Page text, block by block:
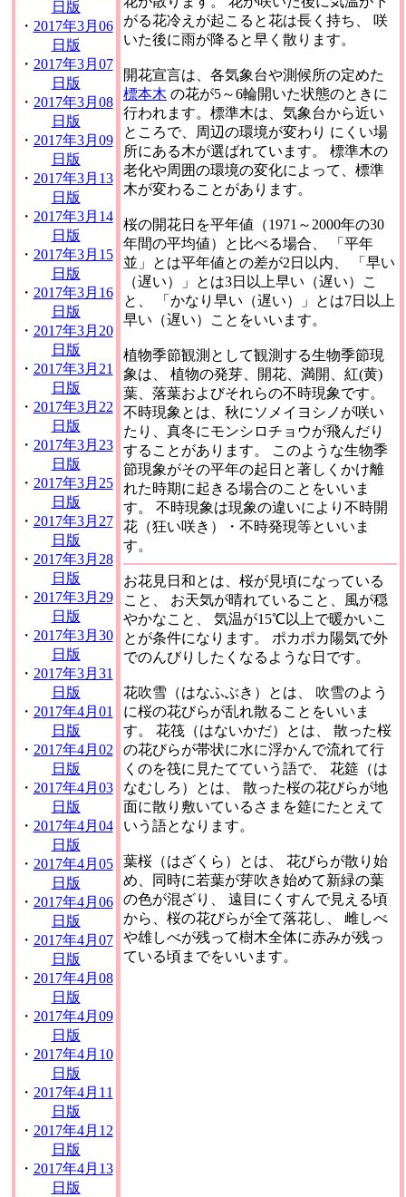
日版
・ 2017年3月06
日版
・ 2017年3月07
日版
・ 2017年3月08
日版
・ 2017年3月09
日版
・ 2017年3月13
日版
・ 2017年3月14
日版
・ 2017年3月15
日版
・ 2017年3月16
日版
・ 2017年3月20
日版
・ 2017年3月21
日版
・ 2017年3月22
日版
・ 2017年3月23
日版
・ 2017年3月25
日版
・ 2017年3月27
日版
・ 2017年3月28
日版
・ 2017年3月29
日版
・ 2017年3月30
日版
・ 2017年3月31
日版
・ 2017年4月01
日版
・ 2017年4月02
日版
・ 2017年4月03
日版
・ 2017年4月04
日版
・ 2017年4月05
日版
・ 2017年4月06
日版
・ 2017年4月07
日版
・ 2017年4月08
日版
・ 2017年4月09
日版
・ 2017年4月10
日版
・ 2017年4月11
日版
・ 2017年4月12
日版
・ 2017年4月13
日版
がる花冷えが起こると花は長く持ち、 咲
いた後に雨が降ると早く散ります。
開花宣言は、各気象台や測候所の定めた
標本木 の花が5～6輪開いた状態のときに
行われます。標準木は、気象台から近い
ところで、周辺の環境が変わり にくい場
所にある木が選ばれています。 標準木の
老化や周囲の環境の変化によって、標準
木が変わることがあります。
桜の開花日を平年値（1971～2000年の30
年間の平均値）と比べる場合、 「平年
並」とは平年値との差が2日以内、 「早い
（遅い）」とは3日以上早い（遅い）こ
と、 「かなり早い（遅い）」とは7日以上
早い（遅い）ことをいいます。
植物季節観測として観測する生物季節現
象は、 植物の発芽、開花、満開、紅(黄)
葉、落葉およびそれらの不時現象です。
不時現象とは、秋にソメイヨシノが咲い
たり、真冬にモンシロチョウが飛んだり
することがあります。 このような生物季
節現象がその平年の起日と著しくかけ離
れた時期に起きる場合のことをいいま
す。 不時現象は現象の違いにより不時開
花（狂い咲き）・不時発現等といいま
す。
お花見日和とは、桜が見頃になっている
こと、 お天気が晴れていること、風が穏
やかなこと、 気温が15℃以上で暖かいこ
とが条件になります。 ポカポカ陽気で外
でのんびりしたくなるような日です。
花吹雪（はなふぶき）とは、 吹雪のよう
に桜の花びらが乱れ散ることをいいま
す。 花筏（はないかだ）とは、 散った桜
の花びらが帯状に水に浮かんで流れて行
くのを筏に見たてていう語で、 花筵（は
なむしろ）とは、 散った桜の花びらが地
面に散り敷いているさまを筵にたとえて
いう語となります。
葉桜（はざくら）とは、 花びらが散り始
め、同時に若葉が芽吹き始めて新緑の葉
の色が混ざり、 遠目にくすんで見える頃
から、桜の花びらが全て落花し、 雌しべ
や雄しべが残って樹木全体に赤みが残っ
ている頃までをいいます。